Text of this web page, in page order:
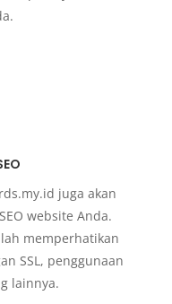
juga akan
website Anda.
memperhatikan
SSL, penggunaan
lainnya.